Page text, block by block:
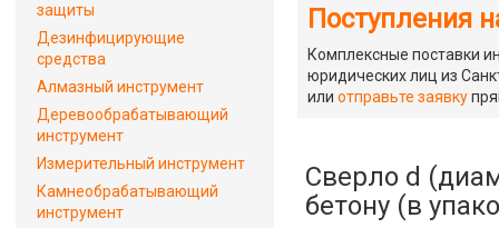
Поступления
Комплексные поставки
юридических лиц из
илиотправьте заявку
Сверло d
бетону (в
защиты
Дезинфицирующие
средства
Алмазный инструмент
Деревообрабатывающий
инструмент
Измерительный инструмент
Камнеобрабатывающий
инструмент